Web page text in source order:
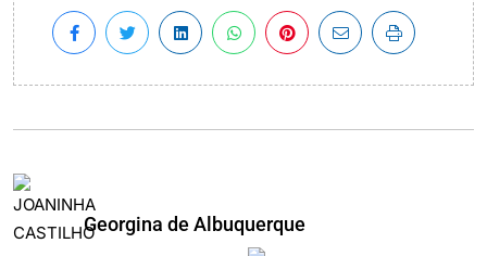
Georgina de Albuquerque